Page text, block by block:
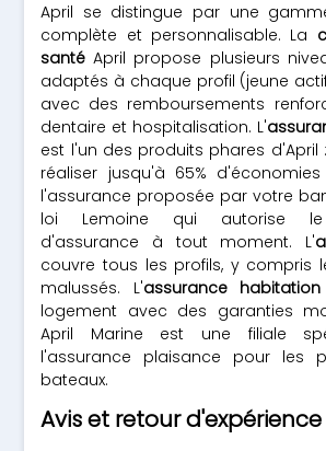
April se distingue par une
complète et personnalisable. La
santé April propose plusieurs
adaptés à chaque profil (jeune
avec des remboursements
dentaire et hospitalisation. L'
est l'un des produits phares d'April
réaliser jusqu'à 65%
l'assurance proposée par votre
loi Lemoine qui autorise le
d'assurance à tout moment. L'
couvre tous les profils, y compris
malussés. L'assurance habitation
logement avec des garanties
April Marine est une filiale
l'assurance plaisance pour les
bateaux.
Avis et retour d'expérience